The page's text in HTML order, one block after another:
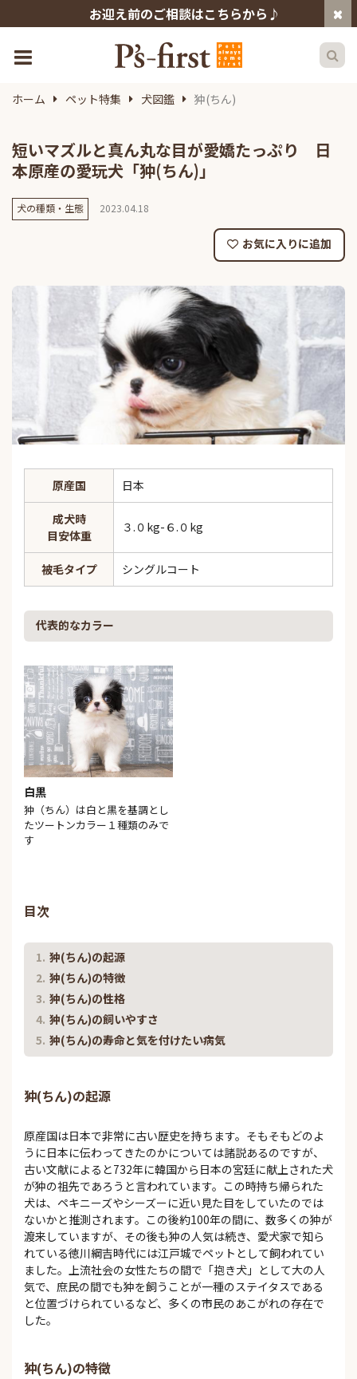
お迎え前のご相談はこちらから♪
ホーム ペット特集 犬図鑑 狆(ちん)
短いマズルと真ん丸な目が愛嬌たっぷり 日
本原産の愛玩犬「狆(ちん)」
犬の種類・生態 2023.04.18
お気に入りに追加
原産国 日本
成犬時
目安体重
３.０kg-６.０kg
被毛タイプ シングルコート
代表的なカラー
白黒
狆（ちん）は白と黒を基調とし
たツートンカラー１種類のみで
す
目次
狆(ちん)の起源
狆(ちん)の特徴
狆(ちん)の性格
狆(ちん)の飼いやすさ
狆(ちん)の寿命と気を付けたい病気
狆(ちん)の起源
原産国は日本で非常に古い歴史を持ちます。そもそもどのよ
うに日本に伝わってきたのかについては諸説あるのですが、
古い文献によると732年に韓国から日本の宮廷に献上された犬
が狆の祖先であろうと言われています。この時持ち帰られた
犬は、ペキニーズやシーズーに近い見た目をしていたのでは
ないかと推測されます。この後約100年の間に、数多くの狆が
渡来していますが、その後も狆の人気は続き、愛犬家で知ら
れている徳川綱吉時代には江戸城でペットとして飼われてい
ました。上流社会の女性たちの間で「抱き犬」として大の人
気で、庶民の間でも狆を飼うことが一種のステイタスである
と位置づけられているなど、多くの市民のあこがれの存在で
した。
狆(ちん)の特徴